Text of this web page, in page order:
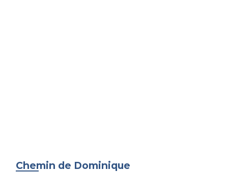
Chemin de Dominique